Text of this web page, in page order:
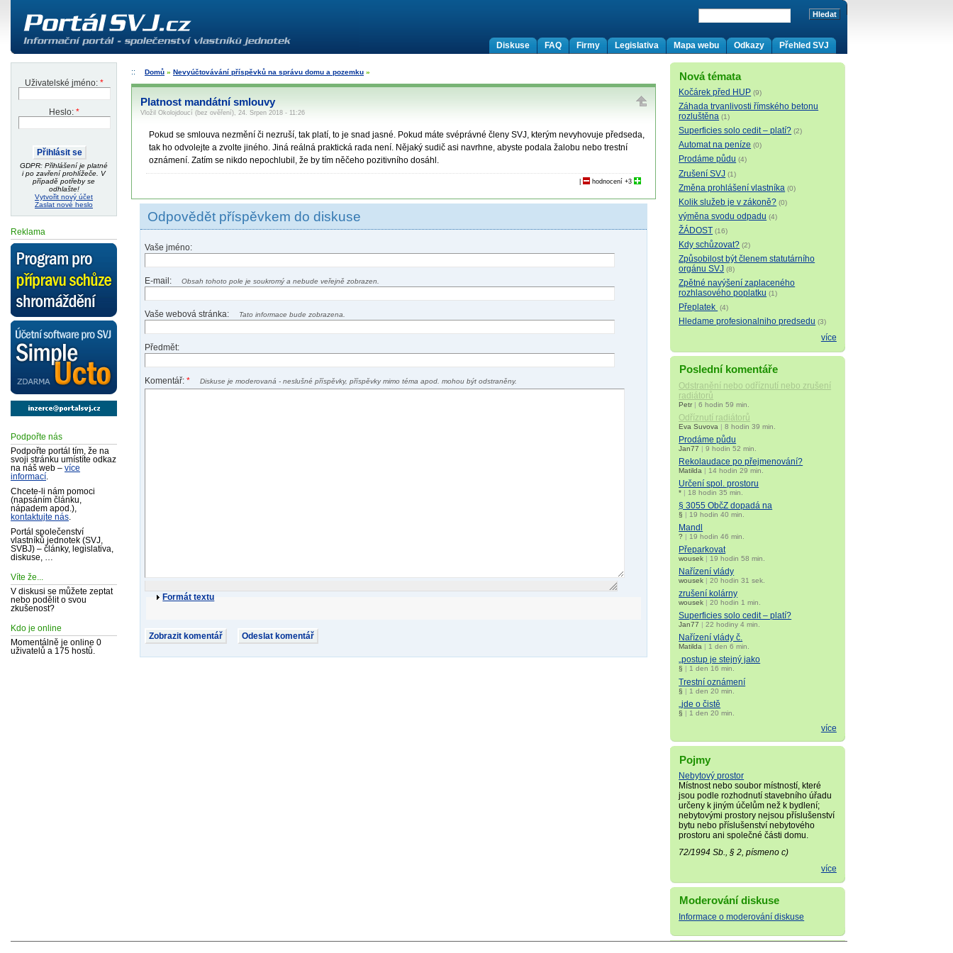
Přehled SVJ
Odkazy
Mapa webu
Legislativa
Firmy
FAQ
Diskuse
Uživatelské jméno: *
Heslo: *
GDPR: Přihlášení je platné
i po zavření prohlížeče. V
případě potřeby se
odhlašte!
Vytvořit nový účet
Zaslat nové heslo
Reklama
Podpořte nás
Podpořte portál tím, že na
svoji stránku umístíte odkaz
na náš web – více
informací
Chcete-li nám pomoci
(napsáním článku,
nápadem apod.),
kontaktujte nás
Portál společenství
vlastníků jednotek (SVJ,
SVBJ) – články, legislativa,
diskuse, …
Víte že...
V diskusi se můžete zeptat
nebo podělit o svou
zkušenost?
Kdo je online
Momentálně je online 0
uživatelů a 175 hostů.
Nová témata
Kočárek před HUP (9)
Záhada trvanlivosti římského betonu
rozluštěna (1)
Superficies solo cedit – platí? (2)
Automat na peníze (0)
Prodáme půdu (4)
Zrušení SVJ (1)
Změna prohlášení vlastníka (0)
Kolik služeb je v zákoně? (0)
výměna svodu odpadu (4)
ŽÁDOST (16)
Kdy schůzovat? (2)
Způsobilost být členem statutárního
orgánu SVJ (8)
Zpětné navýšení zaplaceného
rozhlasového poplatku (1)
Přeplatek (4)
Hledame profesionalniho predsedu (3)
více
Poslední komentáře
Odstranění nebo odříznutí nebo zrušení
radiátorů
Petr|6 hodin 59 min.
Odříznutí radiátorů
Eva Suvova |8 hodin 39 min.
Prodáme půdu
Jan77 |9 hodin 52 min.
Rekolaudace po přejmenování?
Matilda | 14 hodin 29 min.
Určení spol. prostoru
* | 18 hodin 35 min.
§ 3055 ObčZ dopadá na
§ | 19 hodin 40 min.
Mandl
? | 19 hodin 46 min.
Přeparkovat
wousek | 19 hodin 58 min.
Nařízení vlády
wousek |20 hodin 31 sek.
zrušení kolárny
wousek |20 hodin 1 min.
Superficies solo cedit – platí?
Jan77 |22 hodiny 4 min.
Nařízení vlády č.
Matilda 1 den 6 min.
„postup je stejný jako
§ 1 den 16 min.
Trestní oznámení
§ | 1 den 20 min.
„jde o čistě
§ | 1 den 20 min.
více
Pojmy
Nebytový prostor
Místnost nebo soubor místností, které
jsou podle rozhodnutí stavebního úřadu
určeny k jiným účelům než k bydlení;
nebytovými prostory nejsou příslušenství
bytu nebo příslušenství nebytového
prostoru ani společné části domu.
72/1994 Sb., § 2, písmeno c)
více
Moderování diskuse
Informace o moderování diskuse
Domů » Nevyúčtovávání příspěvků na správu domu a pozemku »
Platnost mandátní smlouvy
Vložil Okolojdoucí (bez ověření), 24. Srpen 2018 - 11:26
Pokud se smlouva nezmění či nezruší, tak platí, to je snad jasné. Pokud máte svéprávné členy SVJ, kterým nevyhovuje předseda,
tak ho odvolejte a zvolte jiného. Jiná reálná praktická rada není. Nějaký sudič asi navrhne, abyste podala žalobu nebo trestní
oznámení. Zatím se nikdo nepochlubil, že by tím něčeho pozitivního dosáhl.
hodnocení +3
Odpovědět příspěvkem do diskuse
Vaše jméno:
E-mail: Obsah tohoto pole je soukromý a nebude veřejně zobrazen.
Vaše webová stránka: Tato informace bude zobrazena.
Předmět:
Komentář:* Diskuse je moderovaná - neslušné příspěvky, příspěvky mimo téma apod. mohou být odstraněny.
Formát textu